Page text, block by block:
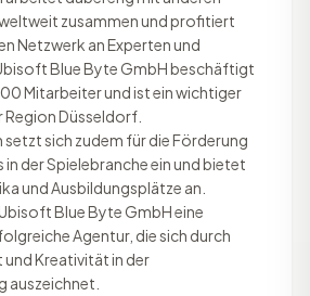
zusammen und profitiert
Netzwerk an Experten und
Blue Byte GmbH beschäftigt
Mitarbeiter und ist ein wichtiger
Düsseldorf.
setzt sich zudem für die Förderung
in der Spielebranche ein und bietet
und Ausbildungsplätze an.
Blue Byte GmbH eine
Agentur, die sich durch
Kreativität in der
auszeichnet.